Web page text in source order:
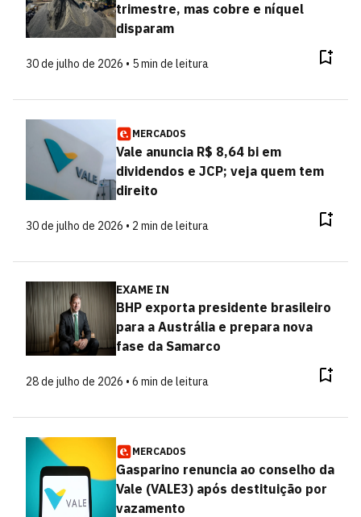
trimestre, mas cobre e níquel
disparam
30 de julho de 2026 • 5 min de leitura
MERCADOS
Vale anuncia R$ 8,64 bi em
dividendos e JCP; veja quem tem
direito
30 de julho de 2026 • 2 min de leitura
EXAME IN
BHP exporta presidente brasileiro
para a Austrália e prepara nova
fase da Samarco
28 de julho de 2026 • 6 min de leitura
MERCADOS
Gasparino renuncia ao conselho da
Vale (VALE3) após destituição por
vazamento